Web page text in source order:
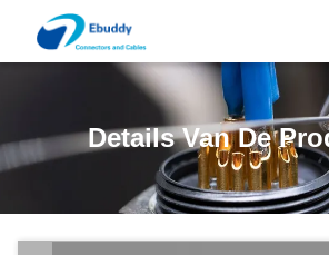
Details Van De